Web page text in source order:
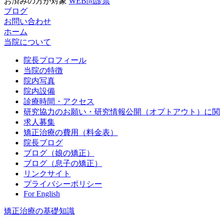
ブログ
お問い合わせ
ホーム
当院について
院長プロフィール
当院の特徴
院内写真
院内設備
診療時間・アクセス
研究協力のお願い・研究情報公開（オプトアウト）に
求人募集
矯正治療の費用（料金表）
院長ブログ
ブログ（娘の矯正）
ブログ（息子の矯正）
リンクサイト
プライバシーポリシー
For English
矯正治療の基礎知識